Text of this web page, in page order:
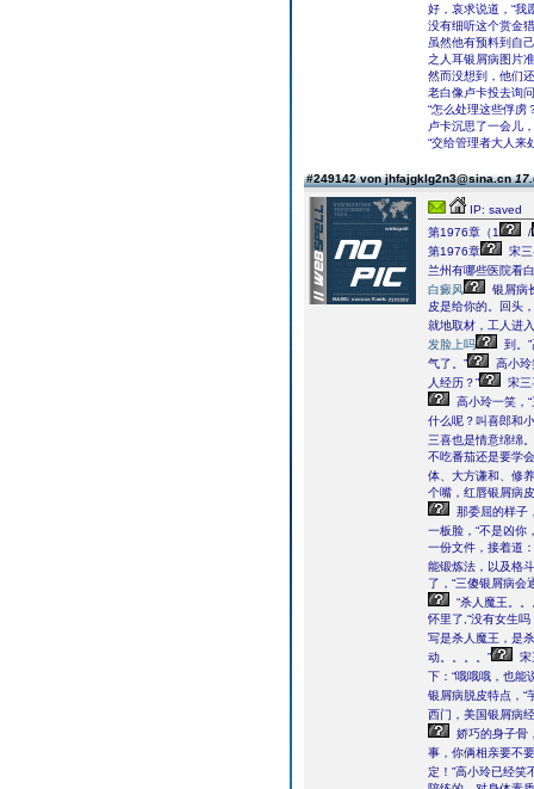
好，哀求说道，“我
没有细听这个赏金
虽然他有预料到自
之人耳银屑病图片
然而没想到，他们
老白像卢卡投去询
“怎么处理这些俘虏
卢卡沉思了一会儿
“交给管理者大人来
#249142 von jhfajgklg2n3@sina.cn
IP: saved
第1976章（1
/
第1976章
宋
兰州有哪些医院看
白癜风
银屑病
皮是给你的。回头
就地取材，工人进
发脸上吗
到。
气了。”
高小玲
人经历？”
宋三
高小玲一笑，
什么呢？叫喜郎和
三喜也是情意绵绵。
不吃番茄还是要学
体、大方谦和、修
个嘴，红唇银屑病
那委屈的样子
一板脸，“不是凶你
一份文件，接着道
能锻炼法，以及格
了，“三傻银屑病会
“杀人魔王。
怀里了,“没有女生
写是杀人魔王，是
动。。。。”
宋
下：“哦哦哦，也能
银屑病脱皮特点，“
西门，美国银屑病
娇巧的身子骨
事，你俩相亲要不
定！”高小玲已经笑